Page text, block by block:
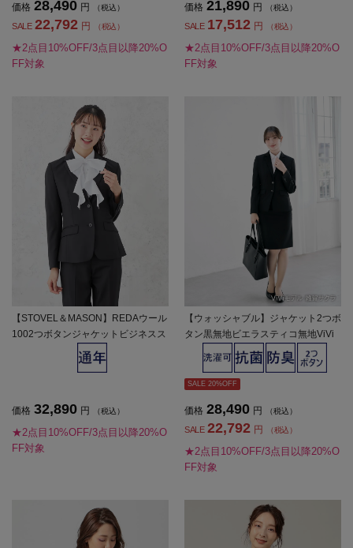
価格 28,490 円 （税込）
SALE 22,792 円 （税込）
★2点目10%OFF/3点目以降20%O
FF対象
価格 21,890 円 （税込）
SALE 17,512 円 （税込）
★2点目10%OFF/3点目以降20%O
FF対象
【STOVEL＆MASON】REDAウール
1002つボタンジャケットビジネスス
トーベルアンドメイソンストレッチ
通年【レディース】
価格 32,890 円 （税込）
★2点目10%OFF/3点目以降20%O
FF対象
【ウォッシャブル】ジャケット2つボ
タン黒無地ビエラスティコ無地ViVi
通年【レディース】
SALE 20%OFF
価格 28,490 円 （税込）
SALE 22,792 円 （税込）
★2点目10%OFF/3点目以降20%O
FF対象